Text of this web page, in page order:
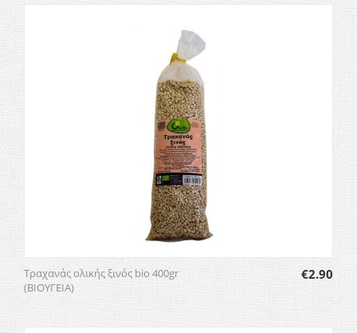
Τραχανάς ολικής ξινός bio 400gr
(ΒΙΟΥΓΕΙΑ)
€2.90